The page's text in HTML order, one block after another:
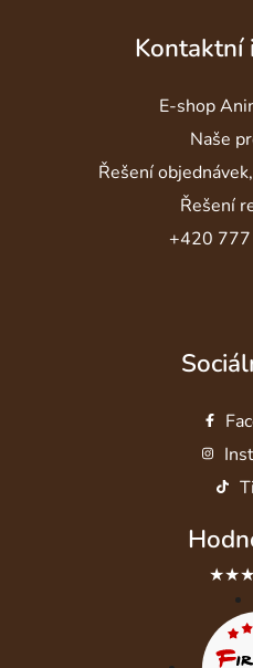
Kontaktní
E-shop
Naše
Řešení
Řešení
+420